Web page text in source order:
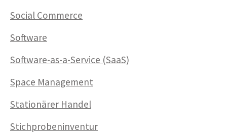
Social Commerce
Software
Software-as-a-Service (SaaS)
Space Management
Stationärer Handel
Stichprobeninventur